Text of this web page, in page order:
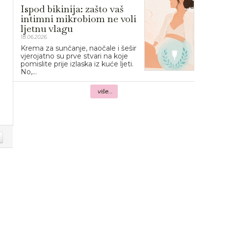
Ispod bikinija: zašto vaš
intimni mikrobiom ne voli
ljetnu vlagu
18.06.2026.
Krema za sunčanje, naočale i šešir
vjerojatno su prve stvari na koje
pomislite prije izlaska iz kuće ljeti.
No,...
više...